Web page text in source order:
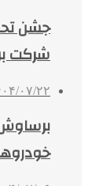
جشن
شرکت
۱۴۰۴/۰۷/